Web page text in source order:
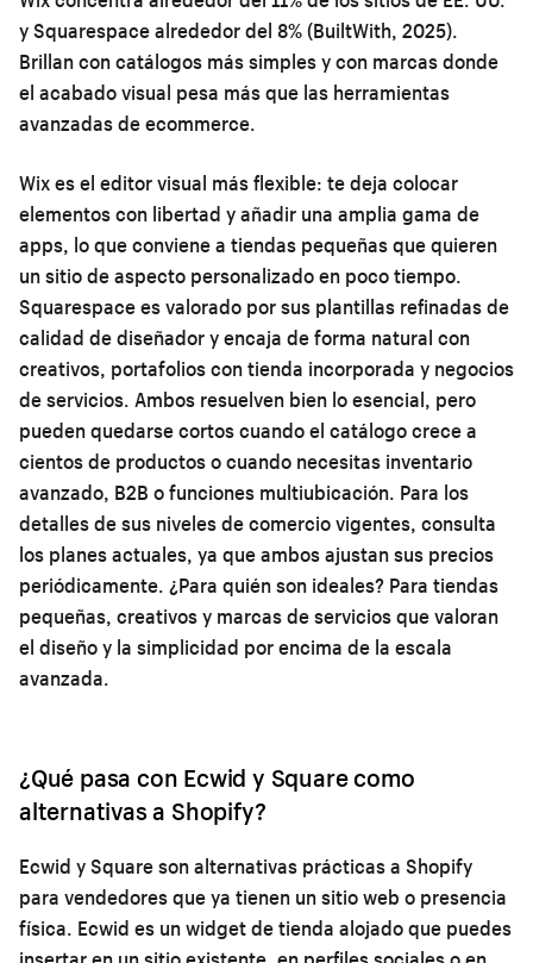
y Squarespace alrededor del 8% (BuiltWith, 2025).
Brillan con catálogos más simples y con marcas donde
el acabado visual pesa más que las herramientas
avanzadas de ecommerce.
Wix es el editor visual más flexible: te deja colocar
elementos con libertad y añadir una amplia gama de
apps, lo que conviene a tiendas pequeñas que quieren
un sitio de aspecto personalizado en poco tiempo.
Squarespace es valorado por sus plantillas refinadas de
calidad de diseñador y encaja de forma natural con
creativos, portafolios con tienda incorporada y negocios
de servicios. Ambos resuelven bien lo esencial, pero
pueden quedarse cortos cuando el catálogo crece a
cientos de productos o cuando necesitas inventario
avanzado, B2B o funciones multiubicación. Para los
detalles de sus niveles de comercio vigentes, consulta
los planes actuales, ya que ambos ajustan sus precios
periódicamente. ¿Para quién son ideales? Para tiendas
pequeñas, creativos y marcas de servicios que valoran
el diseño y la simplicidad por encima de la escala
avanzada.
¿Qué pasa con Ecwid y Square como
alternativas a Shopify?
Ecwid y Square son alternativas prácticas a Shopify
para vendedores que ya tienen un sitio web o presencia
física. Ecwid es un widget de tienda alojado que puedes